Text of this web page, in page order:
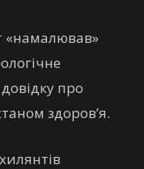
«намалював»
про
здоров’я.